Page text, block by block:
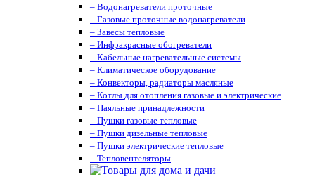
– Водонагреватели проточные
– Газовые проточные водонагреватели
– Завесы тепловые
– Инфракрасные обогреватели
– Кабельные нагревательные системы
– Климатическое оборудование
– Конвекторы, радиаторы масляные
– Котлы для отопления газовые и электрические
– Паяльные принадлежности
– Пушки газовые тепловые
– Пушки дизельные тепловые
– Пушки электрические тепловые
– Тепловентеляторы